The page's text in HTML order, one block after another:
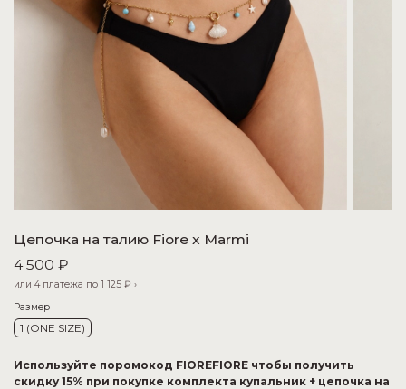
Цепочка на талию Fiore x Marmi
4 500 ₽
или 4 платежа по 1 125 ₽ ›
Размер
1 (ONE SIZE)
Используйте поромокод FIOREFIORE чтобы получить
скидку 15% при покупке комплекта купальник + цепочка на